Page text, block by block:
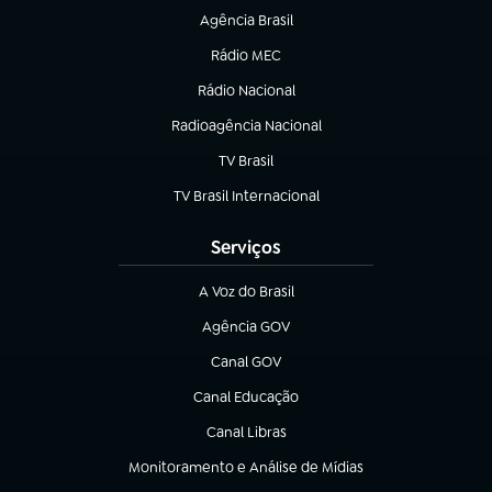
Agência Brasil
(abre em nova aba)
Rádio MEC
(abre em nova aba)
Rádio Nacional
Radioagência Nacional
(abre em nova aba)
TV Brasil
(abre em nova aba)
TV Brasil Internacional
(abre em nova aba)
Serviços
A Voz do Brasil
(abre em nova aba)
Agência GOV
(abre em nova aba)
Canal GOV
(abre em nova aba)
Canal Educação
(abre em nova aba)
Canal Libras
(abre em nova aba)
Monitoramento e Análise de Mídias
(abre em nova aba)